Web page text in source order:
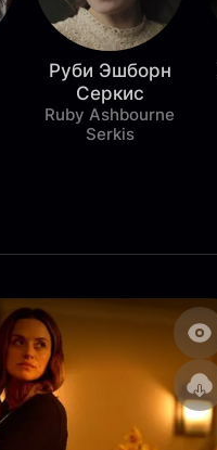
Руби Эшборн
Серкис
Ruby Ashbourne
Serkis